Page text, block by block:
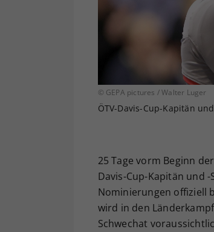
© GEPA pictures / Walter Luger
ÖTV-Davis-Cup-Kapitän
25 Tage vorm Beginn
Davis-Cup-Kapitän und
Nominierungen offiziell
wird in den
Schwechat